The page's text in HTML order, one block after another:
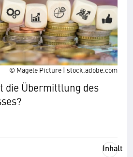
© Magele Picture | stock.adobe.com
die Übermittlung des
Inhalt